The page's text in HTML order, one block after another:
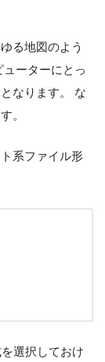
る地図のよう
ーターにとっ
なります。 な
。
系ファイル形
選択しておけ